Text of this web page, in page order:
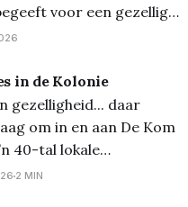
voor een gezellige
maandag is morgen!
ondertussen al voor
door
in de Kolonie
gezelligheid... daar
om in en aan De Kom
40-tal lokale
hun krachten
2 MIN